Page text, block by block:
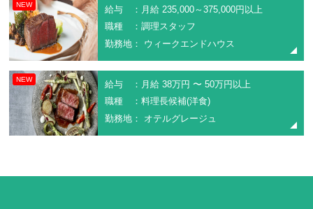
NEW
給与 ：月給 235,000～375,000円以上
職種 ：調理スタッフ
勤務地： ウィークエンドハウス
NEW
給与 ：月給 38万円 〜 50万円以上
職種 ：料理長候補(洋食)
勤務地： オテルグレージュ